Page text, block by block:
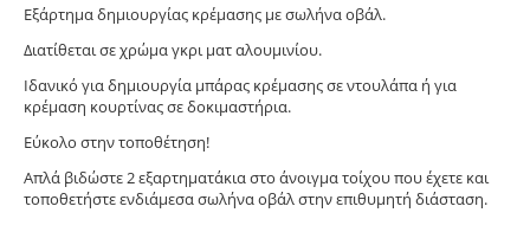
Εξάρτημα δημιουργίας κρέμασης με σωλήνα οβάλ.
Διατίθεται σε χρώμα γκρι ματ αλουμινίου.
Ιδανικό για δημιουργία μπάρας κρέμασης σε ντουλάπα ή για
κρέμαση κουρτίνας σε δοκιμαστήρια.
Εύκολο στην τοποθέτηση!
Απλά βιδώστε 2 εξαρτηματάκια στο άνοιγμα τοίχου που έχετε και
τοποθετήστε ενδιάμεσα σωλήνα οβάλ στην επιθυμητή διάσταση.